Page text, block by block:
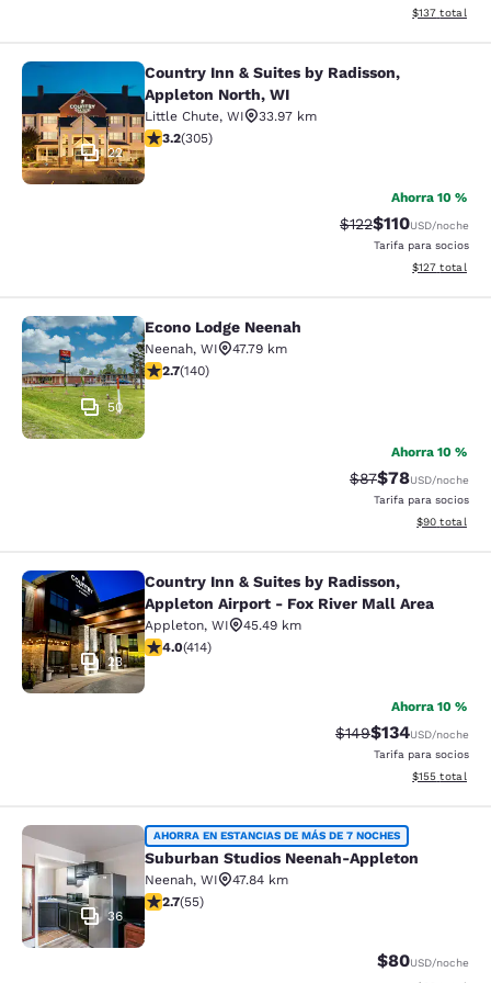
Ver detalles
$137 total
Country Inn & Suites by Radisson,
22
Country Inn & Suites by Radisson,
Appleton North, WI
Little Chute, WI
33.97 km
Calificación de 3.24 estrellas. Bueno. 305 reseñas
3.2(305)
Ahorra 10 %
Tarifa tachada:
$122Tarifa reducida:
$110USD/noche
Tarifa para socios
Ver detalles
$127 total
Econo Lodge Neenah
50
Econo Lodge Neenah
Neenah, WI
47.79 km
Calificación de 2.7 estrellas. Razonable. 140 reseñas
2.7(140)
Ahorra 10 %
Tarifa tachada:
$87Tarifa
$78USD/noche
Tarifa para socios
Ver detalles
$90 total
Country Inn & Suites by Radisson,
23
Country Inn & Suites by Radisson,
Appleton Airport - Fox River Mall Area
Appleton, WI
45.49 km
Calificación de 3.96 estrellas. Bueno. 414 reseñas
4.0(414)
Ahorra 10 %
Tarifa tachada:
$149Tarifa reducida:
$134USD/noche
Tarifa para socios
Ver detalles
$155 total
Suburban Studios Neenah-Appleton
36
AHORRA EN ESTANCIAS DE MÁS DE 7 NOCHES
Suburban Studios Neenah-Appleton
Neenah, WI
47.84 km
Calificación de 2.71 estrellas. Razonable. 55 reseñas
2.7(55)
$80USD/noche